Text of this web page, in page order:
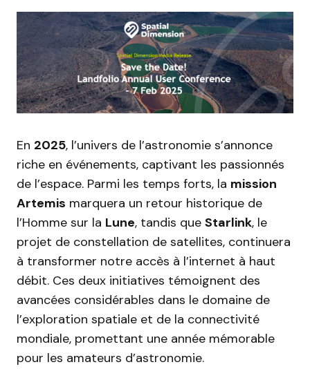
En 2025, l’univers de l’astronomie s’annonce
riche en événements, captivant les passionnés
de l’espace. Parmi les temps forts, la mission
Artemis marquera un retour historique de
l’Homme sur la Lune, tandis que Starlink, le
projet de constellation de satellites, continuera
à transformer notre accès à l’internet à haut
débit. Ces deux initiatives témoignent des
avancées considérables dans le domaine de
l’exploration spatiale et de la connectivité
mondiale, promettant une année mémorable
pour les amateurs d’astronomie.